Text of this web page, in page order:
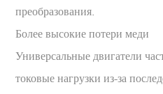
преобразования.
Более высокие потери меди
Универсальные двигатели
токовые нагрузки из-за